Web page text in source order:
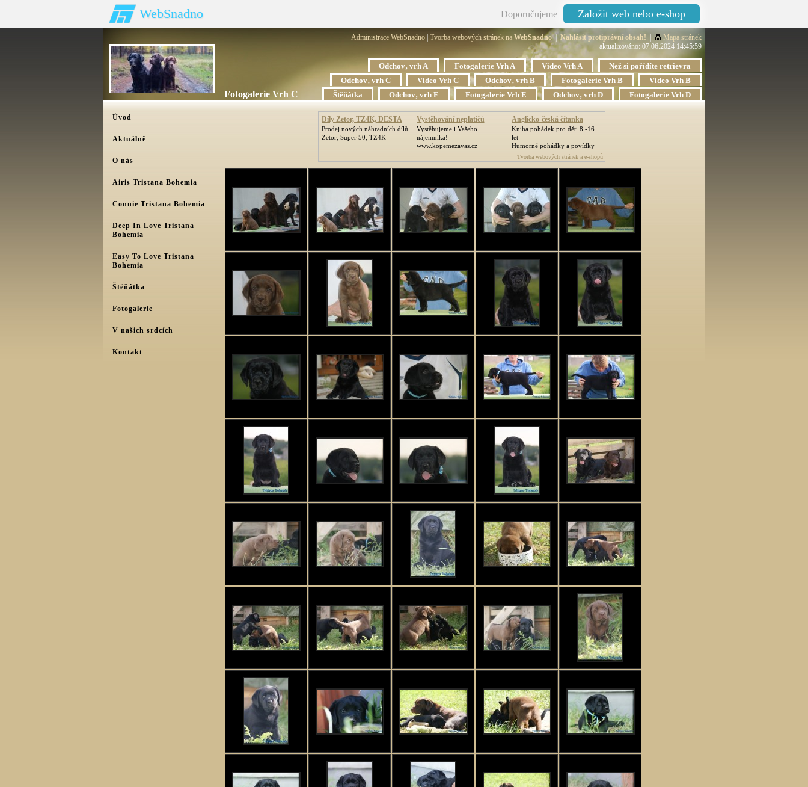
WebSnadno Doporučujeme Založit web nebo e-shop
Administrace WebSnadno Tvorba webových stránek na WebSnadno| Nahlásit protiprávní obsah!
Mapa stránek
aktualizováno: 07.06.2024 14:45:59
Fotogalerie Vrh C
Než si pořídíte retrievra
Video Vrh A
Fotogalerie Vrh A
Odchov‚ vrh A
Video Vrh B
Fotogalerie Vrh B
Odchov‚ vrh B
Video Vrh C
Odchov‚ vrh C
Fotogalerie Vrh D
Odchov‚ vrh D
Fotogalerie Vrh E
Odchov‚ vrh E
Štěňátka
Úvod
Aktuálně
O nás
Airis Tristana Bohemia
Connie Tristana Bohemia
Deep In Love Tristana
Bohemia
Easy To Love Tristana
Bohemia
Štěňátka
Fotogalerie
V našich srdcích
Kontakt
Díly Zetor, TZ4K, DESTA
Prodej nových náhradních dílů.
Zetor, Super 50, TZ4K
Vystěhování neplatičů
Vystěhujeme i Vašeho
nájemníka!
www.kopemezavas.cz
Anglicko-česká čítanka
Kniha pohádek pro děti 8 -16
let
Humorné pohádky a povídky
Tvorba webových stránek a e-shopů